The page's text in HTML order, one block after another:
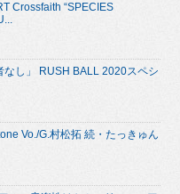
Crossfaith “SPECIES
なし」 RUSH BALL 2020スペシ
Vo./G.村松拓 続・たっきゅん